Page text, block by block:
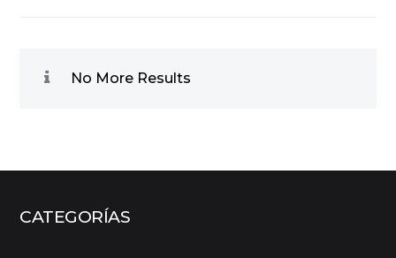
No More Results
CATEGORÍAS